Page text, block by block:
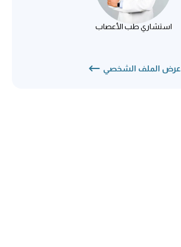
علم الأعصاب
استشاري طب الأعصاب
عرض الملف الشخصي